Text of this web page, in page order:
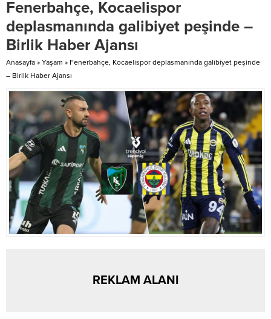
674 şahıs, 3 bin 162 araç, 285
motosiklet ve 34 umuma açık yer
ve işyeri kontrol...
Toplantısı, Ordu’da gerçekleştirdi.
Toplantıya, GMİS Genel Başkan
Yardımcısı İsa Mutlu, Genel
Eğitim...
Fenerbahçe, Kocaelispor
deplasmanında galibiyet peşinde –
Birlik Haber Ajansı
Anasayfa » Yaşam » Fenerbahçe, Kocaelispor deplasmanında galibiyet peşinde
– Birlik Haber Ajansı
REKLAM ALANI